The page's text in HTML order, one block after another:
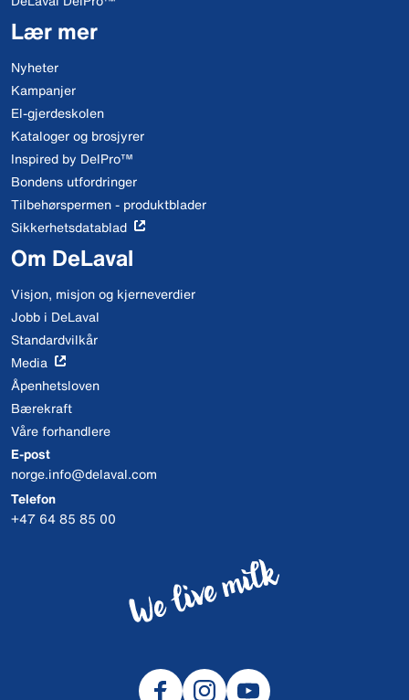
Lær mer
Nyheter
Kampanjer
El-gjerdeskolen
Kataloger og brosjyrer
Inspired by DelPro™
Bondens utfordringer
Tilbehørspermen - produktblader
Sikkerhetsdatablad
Om DeLaval
Visjon, misjon og kjerneverdier
Jobb i DeLaval
Standardvilkår
Media
Åpenhetsloven
Bærekraft
Våre forhandlere
E-post
norge.info@delaval.com
Telefon
+47 64 85 85 00